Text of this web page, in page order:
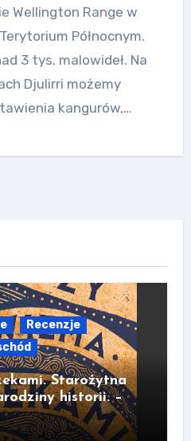
Wellington Range w
Północnym.
3 tys. malowideł. Na
Djulirri możemy
kangurów,…
Recenzje
Starożytna
historii. –